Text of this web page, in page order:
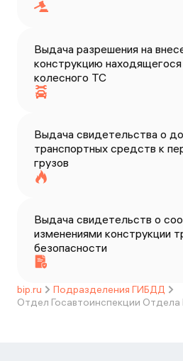
Выдача разрешения на
конструкцию находящегося
колесного ТС
Выдача свидетельства о
транспортных средств к
грузов
Выдача свидетельств о
изменениями конструкции
безопасности
bip.ru
Подразделения ГИБДД